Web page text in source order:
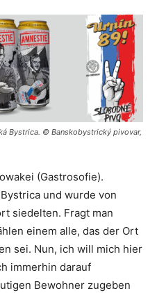
Bystrica. © Banskobystrický pivovar,
(Gastrosofie).
und wurde von
siedelten. Fragt man
einem alle, das der Ort
sei. Nun, ich will mich hier
immerhin darauf
Bewohner zugeben